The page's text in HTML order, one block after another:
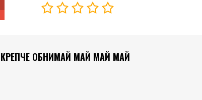
ОБНИМАЙ МАЙ МАЙ МАЙ